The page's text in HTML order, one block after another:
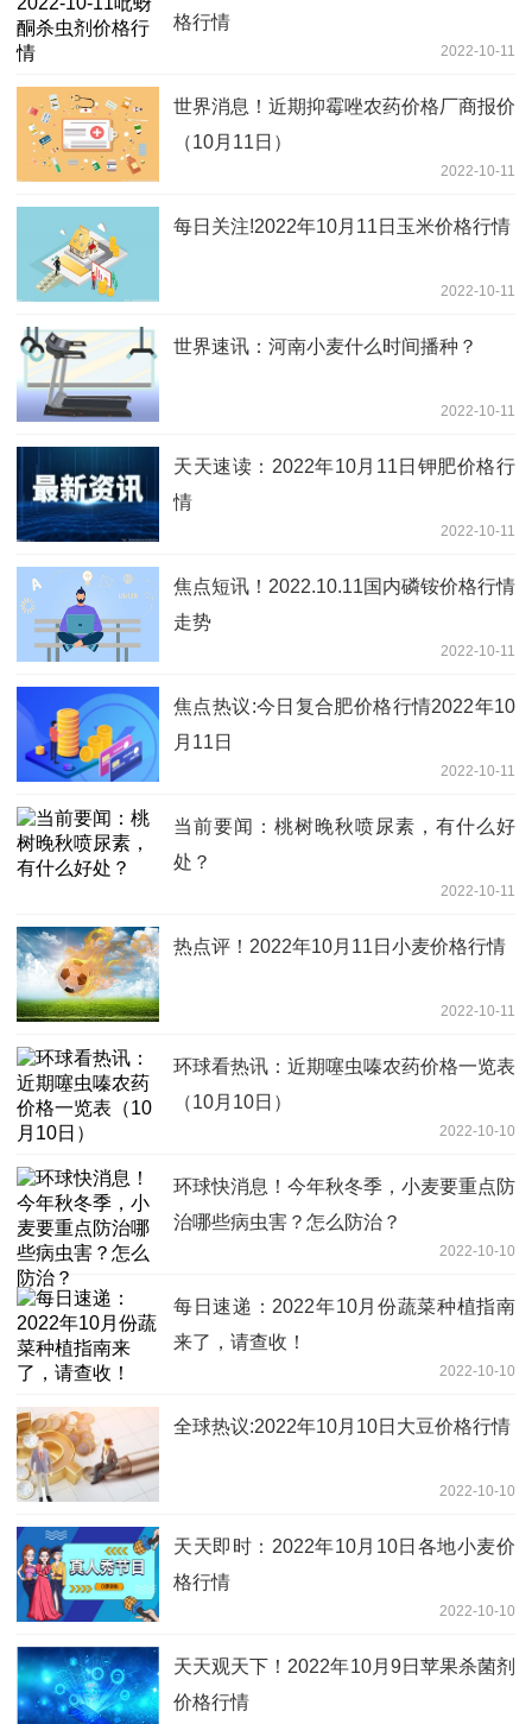
格行情
2022-10-11
世界消息！近期抑霉唑农药价格厂商报价
（10月11日）
2022-10-11
每日关注!2022年10月11日玉米价格行情
2022-10-11
世界速讯：河南小麦什么时间播种？
2022-10-11
天天速读：2022年10月11日钾肥价格行
情
2022-10-11
焦点短讯！2022.10.11国内磷铵价格行情
走势
2022-10-11
焦点热议:今日复合肥价格行情2022年10
月11日
2022-10-11
当前要闻：桃树晚秋喷尿素，有什么好
处？
2022-10-11
热点评！2022年10月11日小麦价格行情
2022-10-11
环球看热讯：近期噻虫嗪农药价格一览表
（10月10日）
2022-10-10
环球快消息！今年秋冬季，小麦要重点防
治哪些病虫害？怎么防治？
2022-10-10
每日速递：2022年10月份蔬菜种植指南
来了，请查收！
2022-10-10
全球热议:2022年10月10日大豆价格行情
2022-10-10
天天即时：2022年10月10日各地小麦价
格行情
2022-10-10
天天观天下！2022年10月9日苹果杀菌剂
价格行情